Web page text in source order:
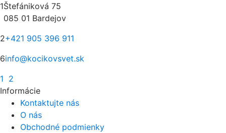
1Štefániková 75
085 01 Bardejov
2+421 905 396 911
6info@kocikovsvet.sk
1 2
Informácie
Kontaktujte nás
O nás
Obchodné podmienky